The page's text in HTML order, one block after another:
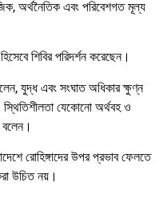
অর্থনৈতিক এবং পরিবেশগত মূল্য
শিবির পরিদর্শন করেছেন।
যুদ্ধ এবং সংঘাত অধিকার ক্ষুণ্ন
যেকোনো অর্থবহ ও
রোহিঙ্গাদের উপর প্রভাব ফেলতে
উচিত নয়।